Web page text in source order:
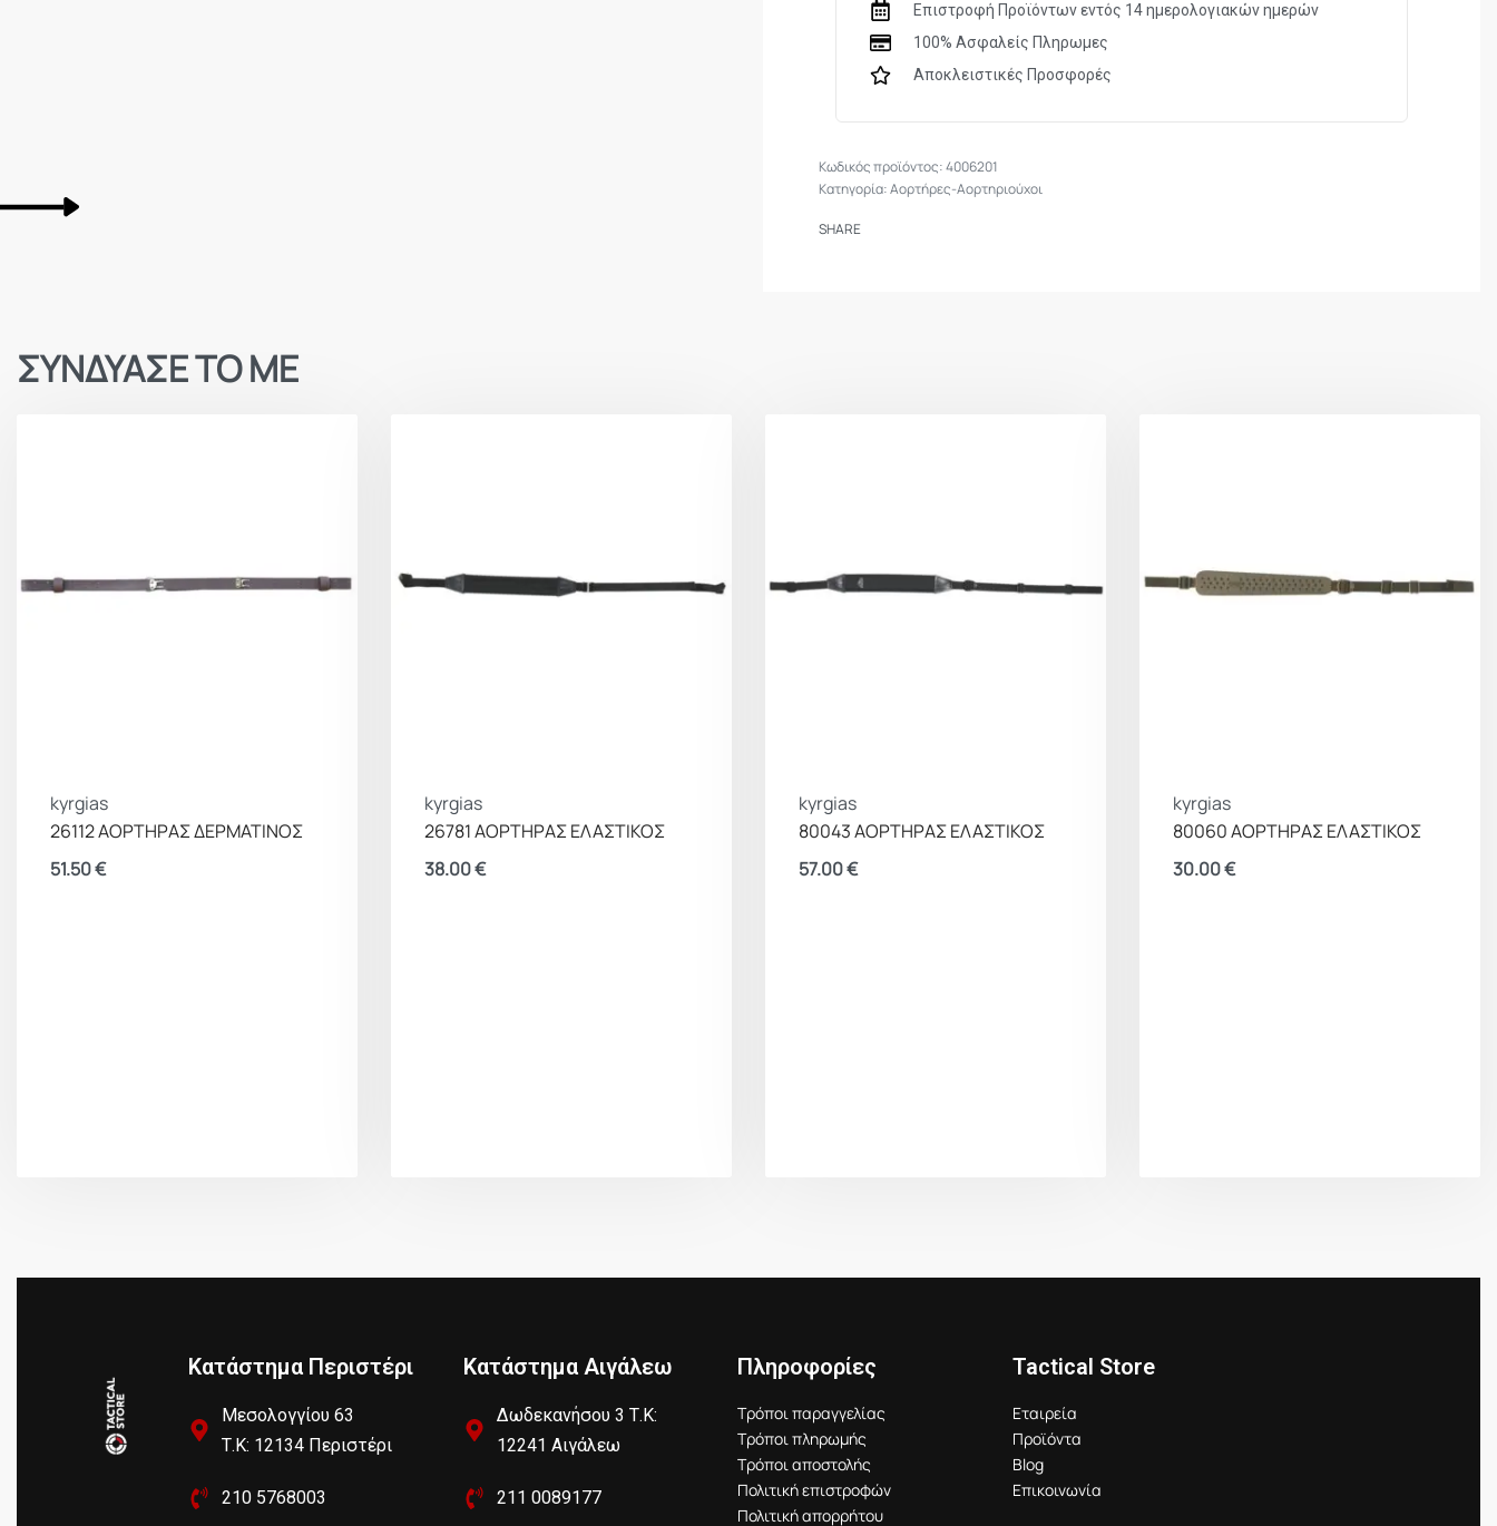
Επιστροφή Προϊόντων εντός 14 ημερολογιακών ημερών
100% Ασφαλείς Πληρωμες
Αποκλειστικές Προσφορές
4006201
Κατηγορία:Αορτήρες-Αορτηριούχοι
SHARE
ΣΥΝΔΥΑΣΕ ΤΟ ΜΕ
kyrgias
26112 ΑΟΡΤΗΡΑΣ ΔΕΡΜΑΤΙΝΟΣ
51.50€
kyrgias
26781 ΑΟΡΤΗΡΑΣ ΕΛΑΣΤΙΚΟΣ
38.00€
kyrgias
80043 ΑΟΡΤΗΡΑΣ ΕΛΑΣΤΙΚΟΣ
57.00€
kyrgias
80060 ΑΟΡΤΗΡΑΣ ΕΛΑΣΤΙΚΟΣ
30.00€
Κατάστημα Περιστέρι
Μεσολογγίου 63
Τ.Κ: 12134 Περιστέρι
210 5768003
Κατάστημα Αιγάλεω
Δωδεκανήσου 3 Τ.Κ:
12241 Αιγάλεω
211 0089177
Πληροφορίες
Τρόποι παραγγελίας
Τρόποι πληρωμής
Τρόποι αποστολής
Πολιτική επιστροφών
Πολιτική απορρήτου
Tactical Store
Εταιρεία
Προϊόντα
Blog
Επικοινωνία